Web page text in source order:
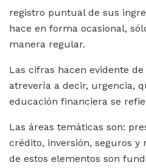
registro puntual de sus
hace en forma ocasional,
manera regular.
Las cifras hacen evidente
atrevería a decir, urgencia,
educación financiera se
Las áreas temáticas son:
crédito, inversión, seguros y
de estos elementos son